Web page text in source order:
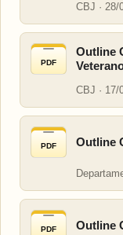
CBJ · 28/
PDF
Outline
CBJ · 17/
PDF Outline
PDF Outline